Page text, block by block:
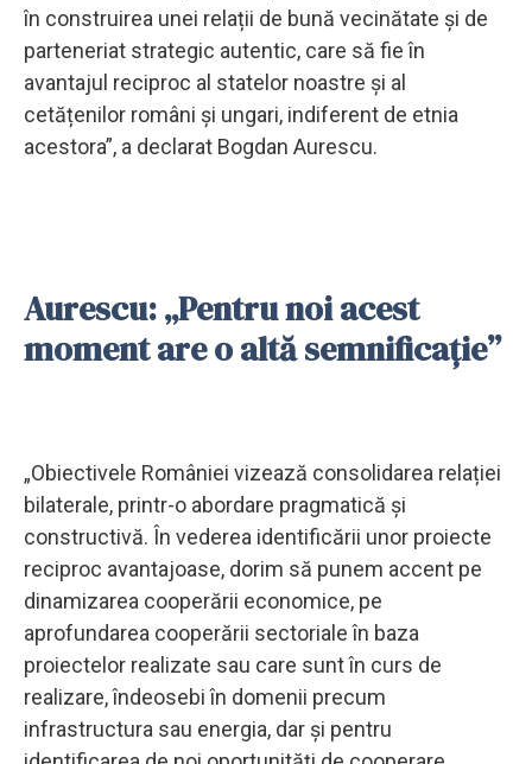
în construirea unei relații de bună vecinătate și de
parteneriat strategic autentic, care să fie în
avantajul reciproc al statelor noastre și al
cetățenilor români și ungari, indiferent de etnia
acestora”, a declarat Bogdan Aurescu.
Aurescu: „Pentru noi acest
moment are o altă semnificație”
„Obiectivele României vizează consolidarea relației
bilaterale, printr-o abordare pragmatică și
constructivă. În vederea identificării unor proiecte
reciproc avantajoase, dorim să punem accent pe
dinamizarea cooperării economice, pe
aprofundarea cooperării sectoriale în baza
proiectelor realizate sau care sunt în curs de
realizare, îndeosebi în domenii precum
infrastructura sau energia, dar și pentru